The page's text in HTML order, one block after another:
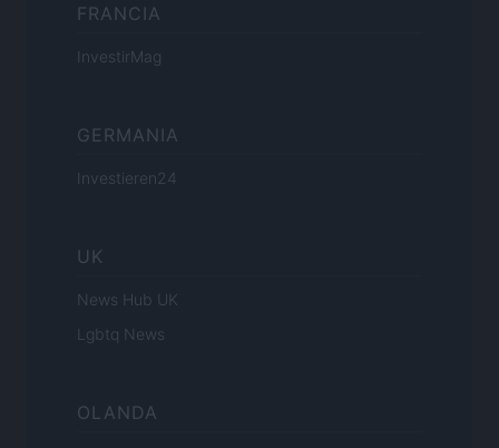
FRANCIA
InvestirMag
GERMANIA
Investieren24
UK
News Hub UK
Lgbtq News
OLANDA